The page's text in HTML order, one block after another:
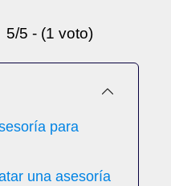
5/5 - (1 voto)
para
una asesoría